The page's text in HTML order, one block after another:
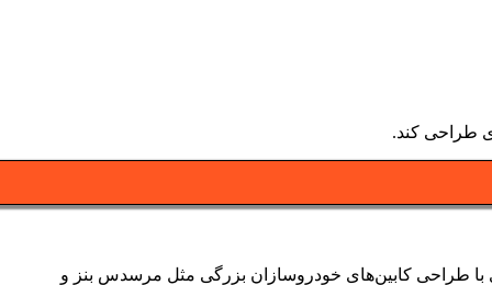
طراحی کند.
با طراحی کابین‌های خودروسازان بزرگی مثل مرسدس بنز و